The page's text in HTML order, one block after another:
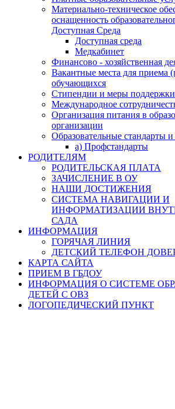
Материально-техническое
оснащенность
Доступная Среда
Доступная среда
Медкабинет
Финансово - хозяйственная
Вакантные места для приема
обучающихся
Стипендии и меры
Международное
Организация питания в
организации
Образовательные стандарты
а) Профстандарты
РОДИТЕЛЯМ
РОДИТЕЛЬСКАЯ ПЛАТА
ЗАЧИСЛЕНИЕ В ОУ
НАШИ ДОСТИЖЕНИЯ
СИСТЕМА НАВИГАЦИИ И
ИНФОРМАТИЗАЦИИ
САДА
ИНФОРМАЦИЯ
ГОРЯЧАЯ ЛИНИЯ
ДЕТСКИЙ ТЕЛЕФОН
КАРТА САЙТА
ПРИЕМ В ГБДОУ
ИНФОРМАЦИЯ О СИСТЕМЕ
ДЕТЕЙ С ОВЗ
ЛОГОПЕДИЧЕСКИЙ ПУНКТ